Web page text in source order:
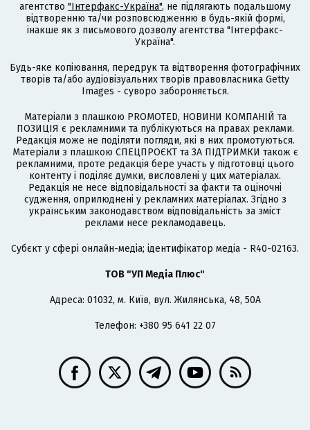
агентство "Інтерфакс-Україна", не підлягають подальшому
відтворенню та/чи розповсюдженню в будь-якій формі,
інакше як з письмового дозволу агентства "Інтерфакс-
Україна".
Будь-яке копіювання, передрук та відтворення фотографічних
творів та/або аудіовізуальних творів правовласника Getty
Images - суворо забороняється.
Матеріали з плашкою PROMOTED, НОВИНИ КОМПАНІЙ та
ПОЗИЦІЯ є рекламними та публікуються на правах реклами.
Редакція може не поділяти погляди, які в них промотуються.
Матеріали з плашкою СПЕЦПРОЄКТ та ЗА ПІДТРИМКИ також є
рекламними, проте редакція бере участь у підготовці цього
контенту і поділяє думки, висловлені у цих матеріалах.
Редакція не несе відповідальності за факти та оціночні
судження, оприлюднені у рекламних матеріалах. Згідно з
українським законодавством відповідальність за зміст
реклами несе рекламодавець.
Cубєкт у сфері онлайн-медіа; ідентифікатор медіа - R40-02163.
ТОВ "УП Медіа Плюс"
Адреса: 01032, м. Київ, вул. Жилянська, 48, 50А
Телефон: +380 95 641 22 07